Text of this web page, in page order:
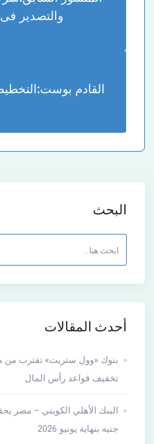
والتصدير
القادم بوست:
البحث
أحدث المقالات
بنوك «وول ستريت» تقترب
تخفيف قواعد رأس المال
جنيه بنهاية يونيو 2026